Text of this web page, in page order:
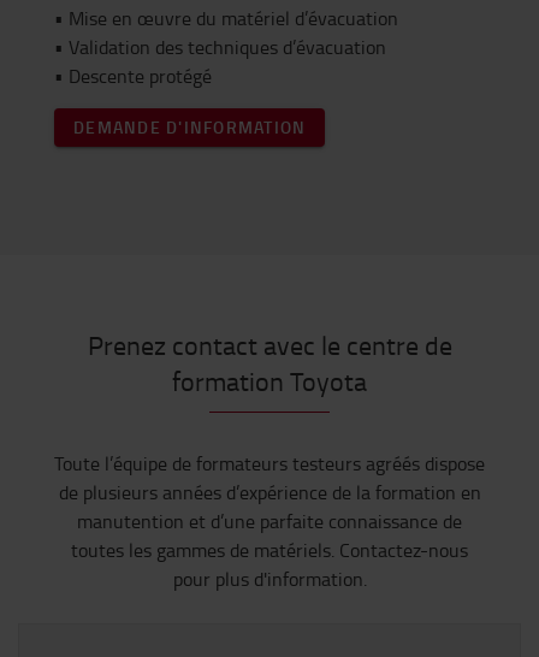
• Mise en œuvre du matériel d’évacuation
• Validation des techniques d’évacuation
• Descente protégé
DEMANDE D'INFORMATION
Prenez contact avec le centre de
formation Toyota
Toute l’équipe de formateurs testeurs agréés dispose
de plusieurs années d’expérience de la formation en
manutention et d’une parfaite connaissance de
toutes les gammes de matériels. Contactez-nous
pour plus d'information.